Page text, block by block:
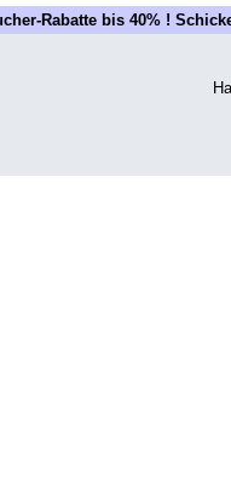
Rabatte bis 40% !